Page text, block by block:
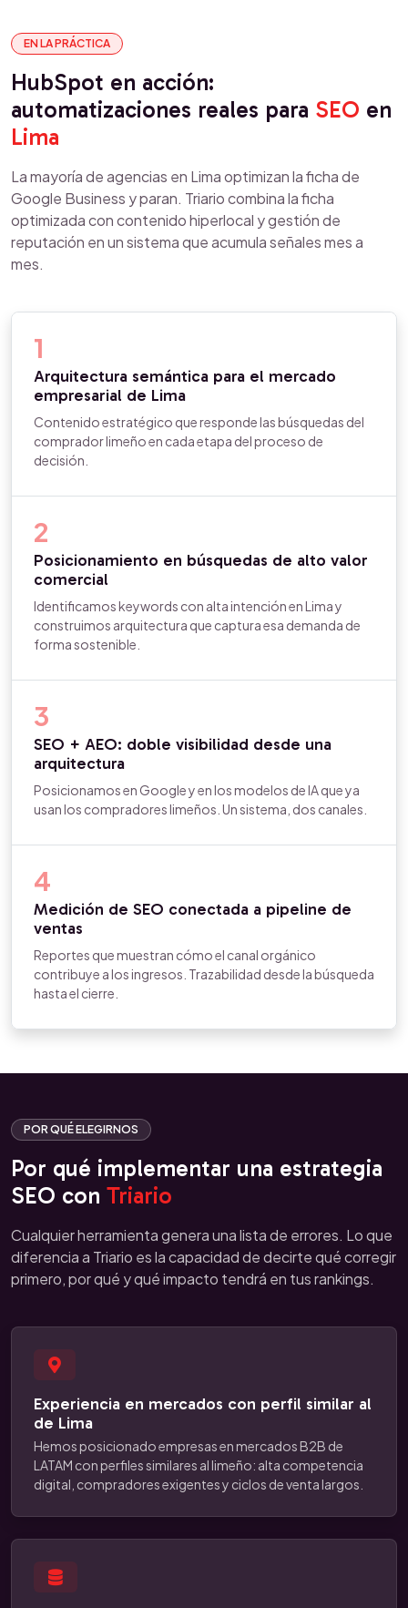
EN LA PRÁCTICA
HubSpot en acción:
automatizaciones reales para SEO en
Lima
La mayoría de agencias en Lima optimizan la ficha de
Google Business y paran. Triario combina la ficha
optimizada con contenido hiperlocal y gestión de
reputación en un sistema que acumula señales mes a
mes.
1
Arquitectura semántica para el mercado
empresarial de Lima
Contenido estratégico que responde las búsquedas del
comprador limeño en cada etapa del proceso de
decisión.
2
Posicionamiento en búsquedas de alto valor
comercial
Identificamos keywords con alta intención en Lima y
construimos arquitectura que captura esa demanda de
forma sostenible.
3
SEO + AEO: doble visibilidad desde una
arquitectura
Posicionamos en Google y en los modelos de IA que ya
usan los compradores limeños. Un sistema, dos canales.
4
Medición de SEO conectada a pipeline de
ventas
Reportes que muestran cómo el canal orgánico
contribuye a los ingresos. Trazabilidad desde la búsqueda
hasta el cierre.
POR QUÉ ELEGIRNOS
Por qué implementar una estrategia
SEO con Triario
Cualquier herramienta genera una lista de errores. Lo que
diferencia a Triario es la capacidad de decirte qué corregir
primero, por qué y qué impacto tendrá en tus rankings.
Experiencia en mercados con perfil similar al
de Lima
Hemos posicionado empresas en mercados B2B de
LATAM con perfiles similares al limeño: alta competencia
digital, compradores exigentes y ciclos de venta largos.